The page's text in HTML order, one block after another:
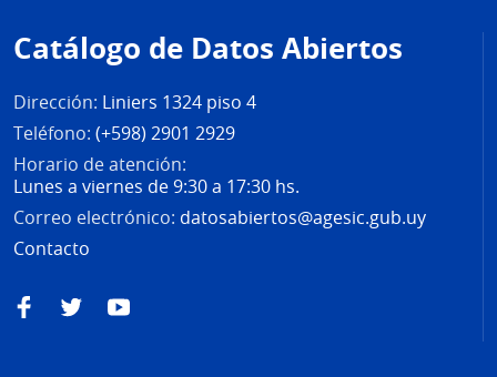
de
página
Catálogo de Datos Abiertos
Dirección: Liniers 1324 piso 4
Teléfono: (+598) 2901 2929
Horario de atención:
Lunes a viernes de 9:30 a 17:30 hs.
Correo electrónico: datosabiertos@agesic.gub.uy
Contacto
FacebookTwitterYouTube